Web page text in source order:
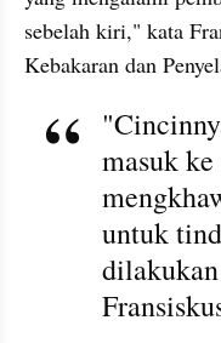
sebelah kiri," kata
Kebakaran dan
masuk
untuk